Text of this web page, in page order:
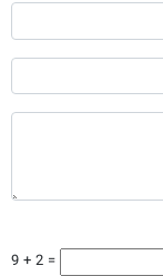
9 + 2 =